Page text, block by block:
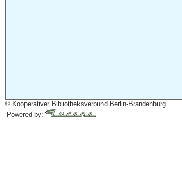
© Kooperativer Bibliotheksverbund Berlin-Brandenburg
Powered by: